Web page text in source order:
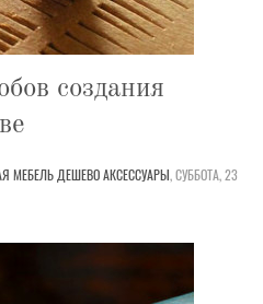
создания
МЕБЕЛЬ ДЕШЕВОАКСЕССУАРЫ,СУББОТА, 23